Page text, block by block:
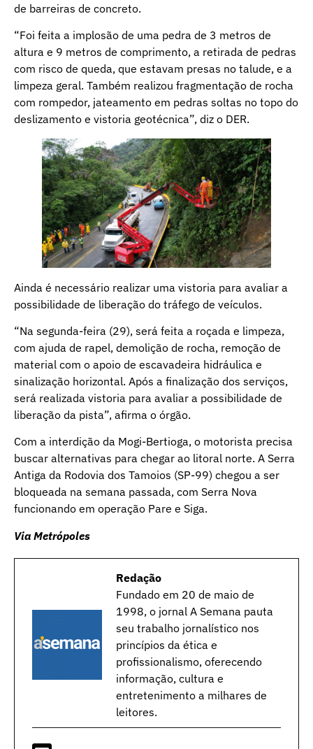
de barreiras de concreto.
“Foi feita a implosão de uma pedra de 3 metros de
altura e 9 metros de comprimento, a retirada de pedras
com risco de queda, que estavam presas no talude, e a
limpeza geral. Também realizou fragmentação de rocha
com rompedor, jateamento em pedras soltas no topo do
deslizamento e ⁠vistoria geotécnica”, diz o DER.
Ainda é necessário realizar uma vistoria para avaliar a
possibilidade de liberação do tráfego de veículos.
“Na segunda-feira (29), será feita a roçada e limpeza,
com ajuda de rapel, demolição de rocha, remoção de
material com o apoio de escavadeira hidráulica e
⁠sinalização horizontal. Após a finalização dos serviços,
será realizada vistoria para avaliar a possibilidade de
liberação da pista”, afirma o órgão.
Com a interdição da Mogi-Bertioga, o motorista precisa
buscar alternativas para chegar ao litoral norte. A Serra
Antiga da Rodovia dos Tamoios (SP-99) chegou a ser
bloqueada na semana passada, com Serra Nova
funcionando em operação Pare e Siga.
Via Metrópoles
Redação
Fundado em 20 de maio de
1998, o jornal A Semana pauta
seu trabalho jornalístico nos
princípios da ética e
profissionalismo, oferecendo
informação, cultura e
entretenimento a milhares de
leitores.